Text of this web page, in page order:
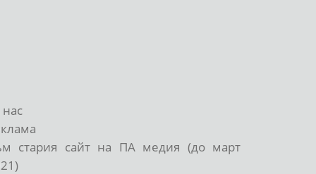
нас
стария сайт на ПА медия (до март